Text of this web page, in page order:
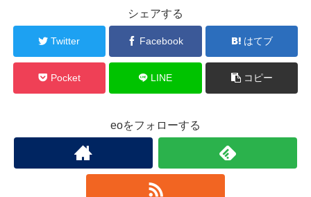
シェアする
Twitter Facebook はてブ
Pocket LINE コピー
eoをフォローする